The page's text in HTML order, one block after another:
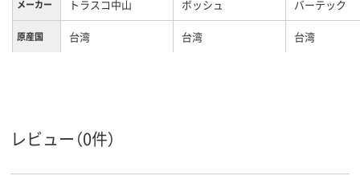
メーカー トラスコ中山 ボッシュ バーテック
原産国 台湾 台湾 台湾
レビュー（0件）